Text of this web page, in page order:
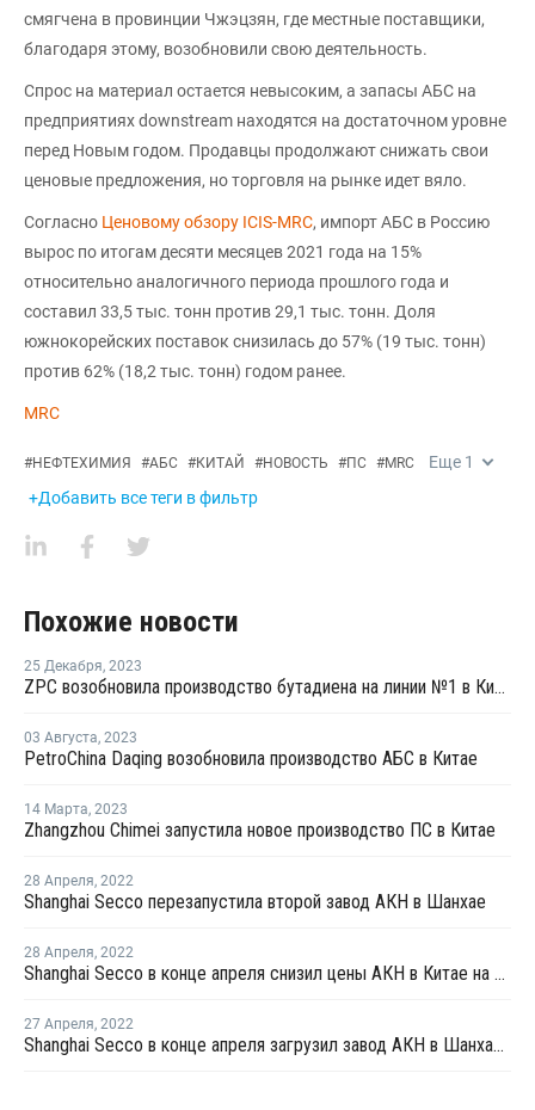
смягчена в провинции Чжэцзян, где местные поставщики,
благодаря этому, возобновили свою деятельность.
Спрос на материал остается невысоким, а запасы АБС на
предприятиях downstream находятся на достаточном уровне
перед Новым годом. Продавцы продолжают снижать свои
ценовые предложения, но торговля на рынке идет вяло.
Согласно Ценовому обзору ICIS-MRC, импорт АБС в Россию
вырос по итогам десяти месяцев 2021 года на 15%
относительно аналогичного периода прошлого года и
составил 33,5 тыс. тонн против 29,1 тыс. тонн. Доля
южнокорейских поставок снизилась до 57% (19 тыс. тонн)
против 62% (18,2 тыс. тонн) годом ранее.
MRC
#НЕФТЕХИМИЯ #АБС #КИТАЙ #НОВОСТЬ #ПС #MRC Еще 1
+Добавить все теги в фильтр
Похожие новости
25 Декабря, 2023
ZPC возобновила производство бутадиена на линии №1 в Китае
03 Августа, 2023
PetroChina Daqing возобновила производство АБС в Китае
14 Марта, 2023
Zhangzhou Chimei запустила новое производство ПС в Китае
28 Апреля, 2022
Shanghai Secco перезапустила второй завод АКН в Шанхае
28 Апреля, 2022
Shanghai Secco в конце апреля снизил цены АКН в Китае на CNY100 за тонну
27 Апреля, 2022
Shanghai Secco в конце апреля загрузил завод АКН в Шанхае на уровне 50%